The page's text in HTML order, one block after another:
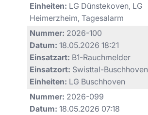
Einheiten: LG Dünstekoven, LG
Heimerzheim, Tagesalarm
Nummer: 2026-100
Datum: 18.05.2026 18:21
Einsatzart: B1-Rauchmelder
Einsatzort: Swisttal-Buschhoven
Einheiten: LG Buschhoven
Nummer: 2026-099
Datum: 18.05.2026 07:18